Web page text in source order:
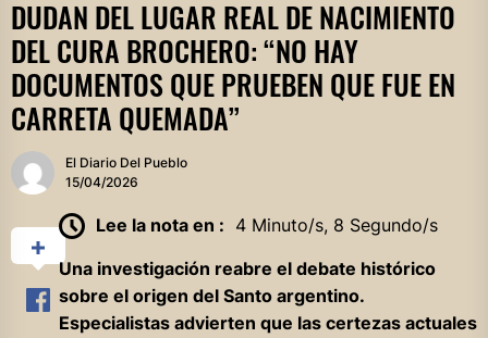
DUDAN DEL LUGAR REAL DE NACIMIENTO
DEL CURA BROCHERO: “NO HAY
DOCUMENTOS QUE PRUEBEN QUE FUE EN
CARRETA QUEMADA”
El Diario Del Pueblo
15/04/2026
Lee la nota en : 4 Minuto/s, 8 Segundo/s
Una investigación reabre el debate histórico
sobre el origen del Santo argentino.
Especialistas advierten que las certezas actuales